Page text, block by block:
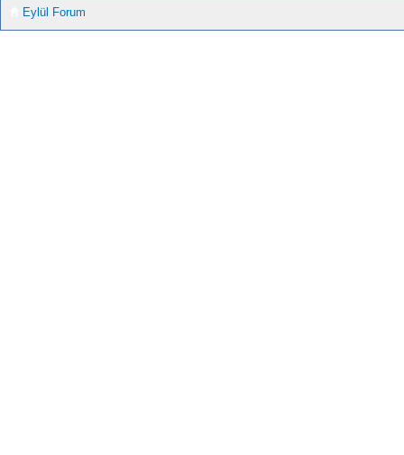
Eylül Forum